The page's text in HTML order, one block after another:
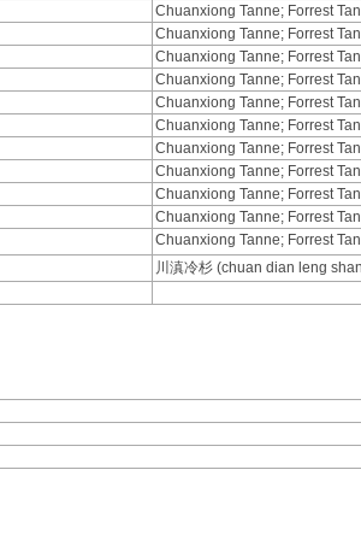
Chuanxiong Tanne; Forrest
Chuanxiong Tanne; Forrest
Chuanxiong Tanne; Forrest
Chuanxiong Tanne; Forrest
Chuanxiong Tanne; Forrest
Chuanxiong Tanne; Forrest
Chuanxiong Tanne; Forrest
Chuanxiong Tanne; Forrest
Chuanxiong Tanne; Forrest
Chuanxiong Tanne; Forrest
Chuanxiong Tanne; Forrest
川滇冷杉 (chuan dian leng